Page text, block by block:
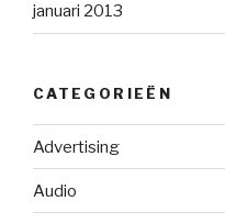
januari 2013
CATEGORIEËN
Advertising
Audio